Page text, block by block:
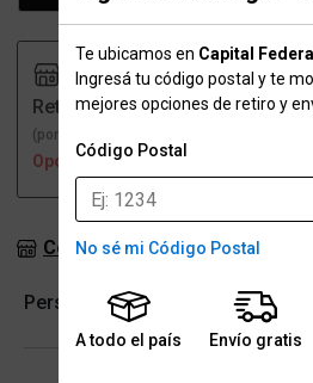
Te ubicamos en Capital Federal
Ingresá tu código postal y te
mejores opciones de retiro y
Código Postal
No sé mi Código Postal
A todo el país Envío gratis
Retiro
(por una sucursal)
Opción no disponible
Consultar stock en sucursales
Personalización